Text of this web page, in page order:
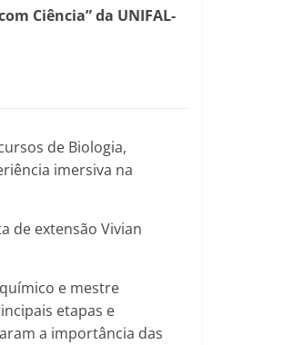
Ciência” da UNIFAL-
de Biologia,
imersiva na
de extensão Vivian
e mestre
etapas e
a importância das